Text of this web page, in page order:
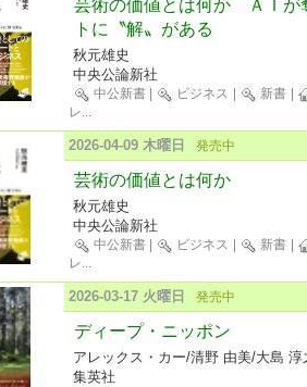
芸術の価値とは何か ＡＩが
トに〝解〟がある
秋元雄史
中央公論新社
中公新書 ビジネス 新書
レ...
2026-04-09 木曜日 発売中
芸術の価値とは何か
秋元雄史
中央公論新社
中公新書 ビジネス 新書
レ...
2026-03-17 火曜日 発売中
ディープ・ニッポン
アレックス・カー/清野 由美/大島 淳
集英社